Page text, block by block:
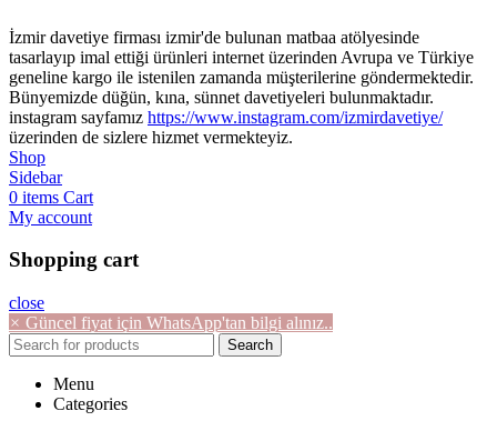
İzmir davetiye firması izmir'de bulunan matbaa atölyesinde
tasarlayıp imal ettiği ürünleri internet üzerinden Avrupa ve Türkiye
geneline kargo ile istenilen zamanda müşterilerine göndermektedir.
Bünyemizde düğün, kına, sünnet davetiyeleri bulunmaktadır.
instagram sayfamız https://www.instagram.com/izmirdavetiye/
üzerinden de sizlere hizmet vermekteyiz.
Shop
Sidebar
0 items Cart
My account
Shopping cart
close
× Güncel fiyat için WhatsApp'tan bilgi alınız..
Search
Menu
Categories